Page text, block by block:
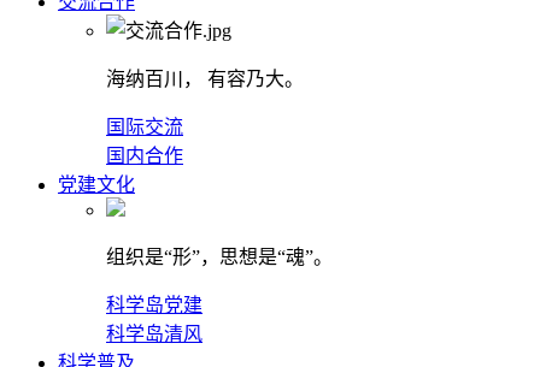
海纳百川， 有容乃大。
国际交流
国内合作
党建文化
组织是“形”，思想是“魂”。
科学岛党建
科学岛清风
科学普及